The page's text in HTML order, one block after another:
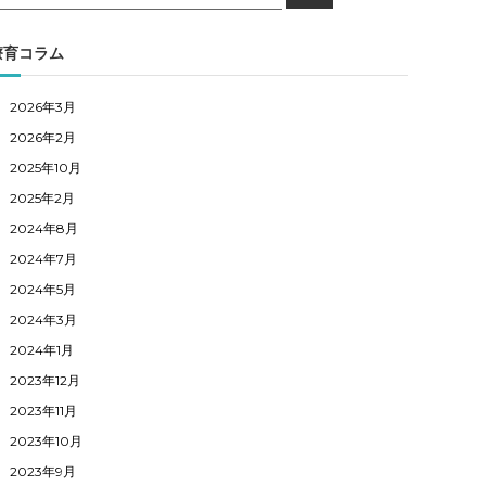
育コラム
2026年3月
2026年2月
2025年10月
2025年2月
2024年8月
2024年7月
2024年5月
2024年3月
2024年1月
2023年12月
2023年11月
2023年10月
2023年9月